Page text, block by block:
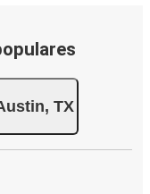
tarjeta de crédito,
TX